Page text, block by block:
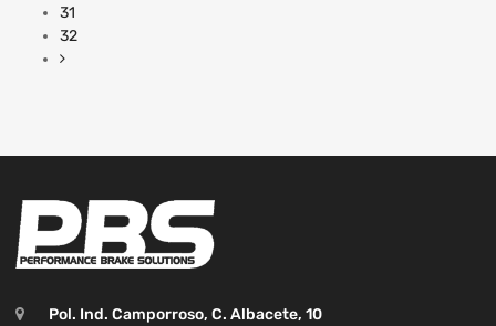
31
32
Pol. Ind. Camporroso, C. Albacete, 10